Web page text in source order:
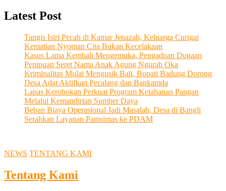
Latest Post
Tangis Istri Pecah di Kamar Jenazah, Keluarga Curigai
Kematian Nyoman Cita Bukan Kecelakaan
Kasus Lama Kembali Mengemuka, Pengaduan Dugaan
Penipuan Seret Nama Anak Agung Ngurah Oka
Kriminalitas Mulai Mengusik Bali, Bupati Badung Dorong
Desa Adat Aktifkan Pecalang dan Bankamda
Lapas Kerobokan Perkuat Program Ketahanan Pangan
Melalui Kemandirian Sumber Daya
Beban Biaya Operasional Jadi Masalah, Desa di Bangli
Serahkan Layanan Pamsimas ke PDAM
NEWS TENTANG KAMI
Tentang Kami